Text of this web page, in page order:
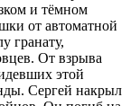
и тёмном
от автоматной
гранату,
От взрыва
этой
Сергей накрыл